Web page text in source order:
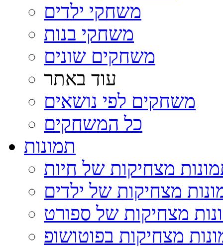
משחקי ילדים
משחקי בנות
משחקים שונים
עוד באתר
משחקים לפי נושאים
כל המשחקים
תמונות
מצחיקות של חיות
מצחיקות של ילדים
מצחיקות של ספורט
מצחיקות בפוטושופ